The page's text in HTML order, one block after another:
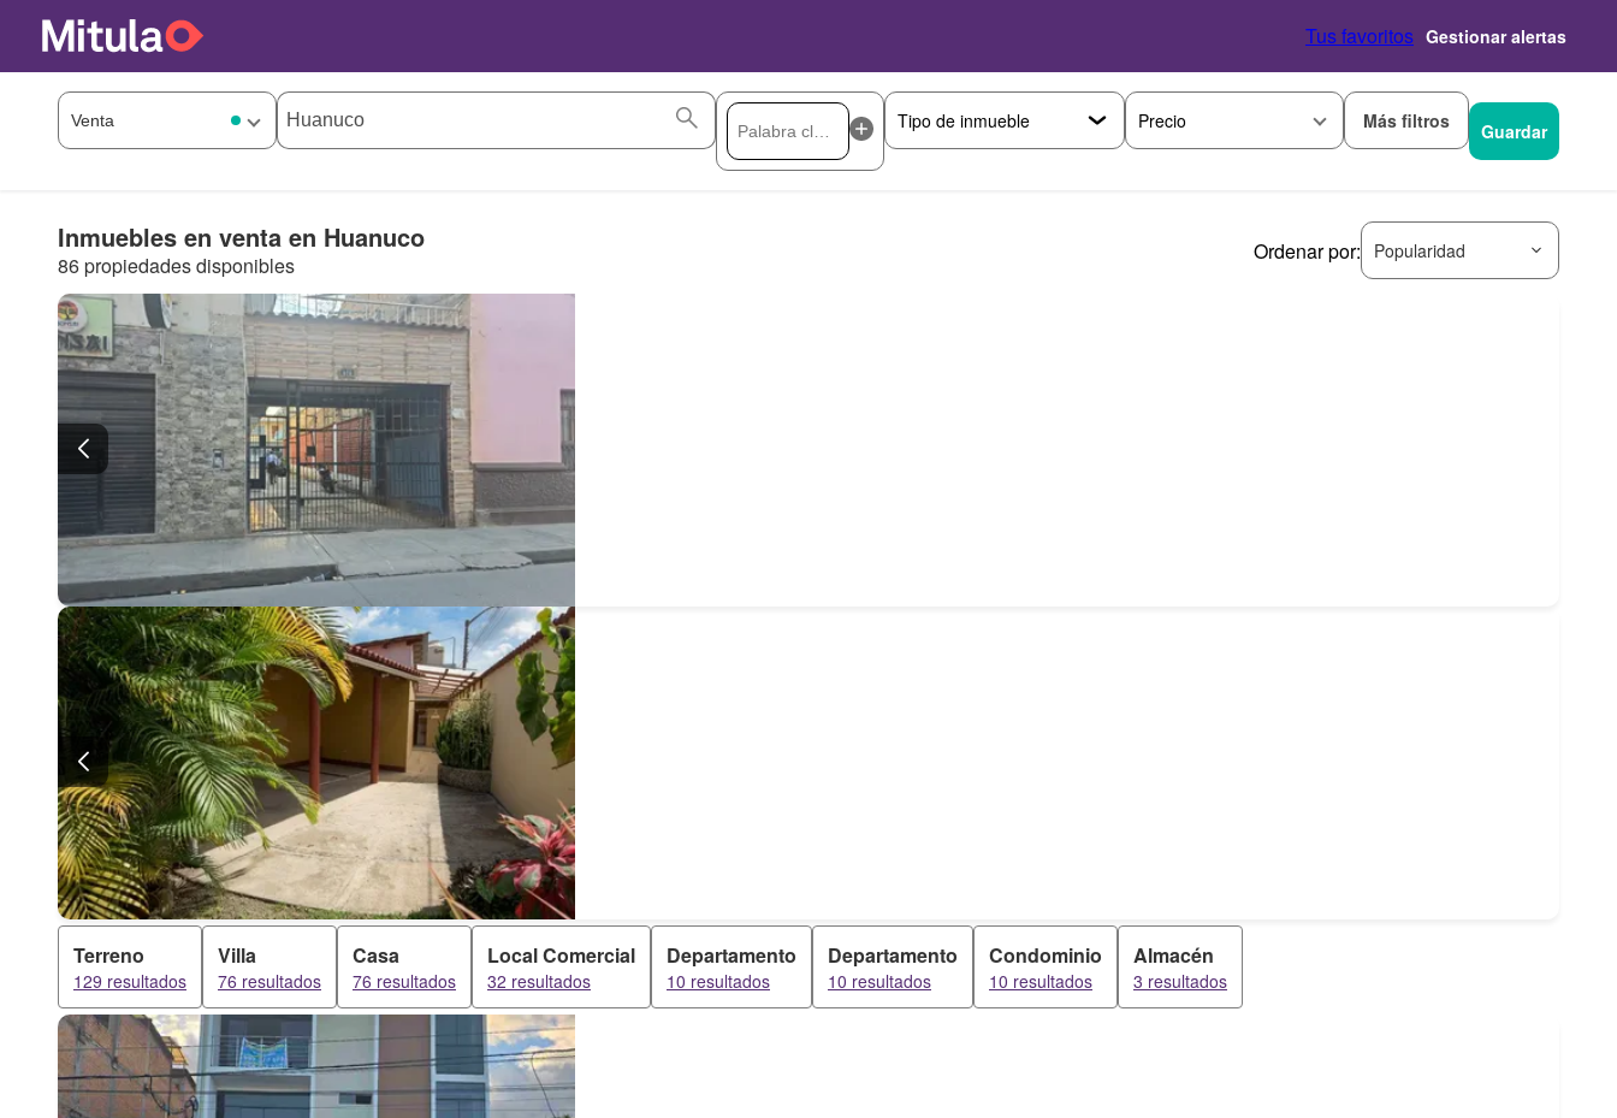
Tus favoritos Gestionar alertas
Precio Más filtros Guardar
Inmuebles en venta en Huanuco
86 propiedades disponibles
Ordenar por: Popularidad
Terreno
129 resultados
Villa
76 resultados
Casa
76 resultados
Local Comercial
32 resultados
Departamento
10 resultados
Departamento
10 resultados
Condominio
10 resultados
Almacén
3 resultados